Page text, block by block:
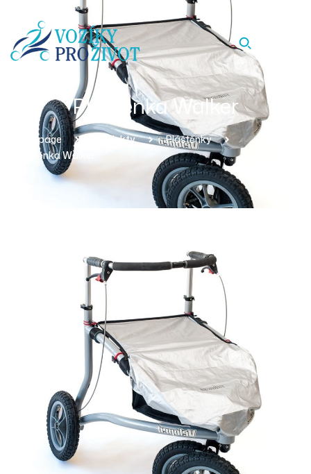
Pláštěnka Walker
Homepage Produkty
Pláštěnky
Pláštěnka Walker